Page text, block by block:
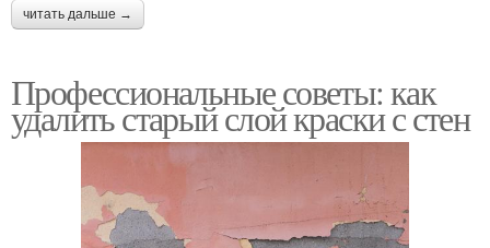
читать дальше →
Профессиональные советы: как
удалить старый слой краски с стен